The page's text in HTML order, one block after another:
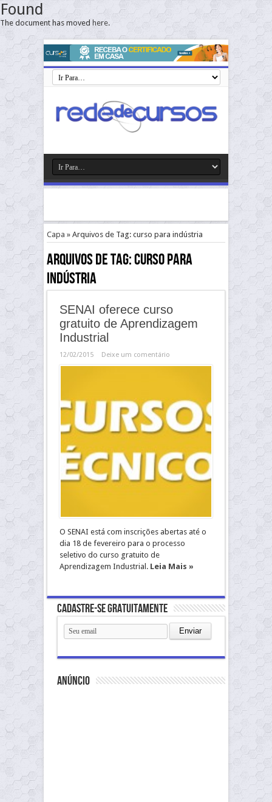
Found
The document has moved here.
Capa » Arquivos de Tag: curso para indústria
Arquivos de Tag:curso para
indústria
SENAI oferece curso
gratuito de Aprendizagem
Industrial
12/02/2015 Deixe um comentário
O SENAI está com inscrições abertas até o
dia 18 de fevereiro para o processo
seletivo do curso gratuito de
Aprendizagem Industrial. Leia Mais »
Cadastre-se gratuitamente
anúncio